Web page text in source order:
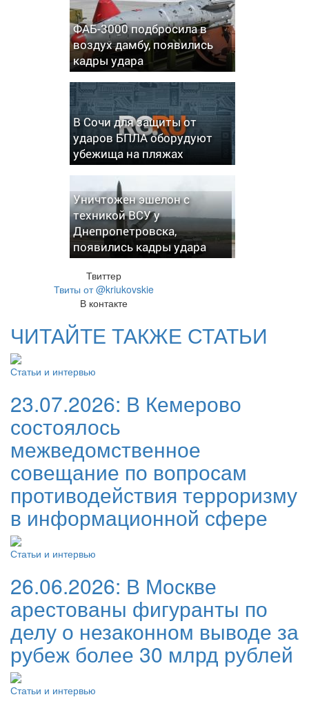
ФАБ-3000 подбросила в
воздух дамбу, появились
кадры удара
В Сочи для защиты от
ударов БПЛА оборудуют
убежища на пляжах
Уничтожен эшелон с
техникой ВСУ у
Днепропетровска,
появились кадры удара
Твиттер
Твиты от @kriukovskie
В контакте
ЧИТАЙТЕ ТАКЖЕ СТАТЬИ
Статьи и интервью
23.07.2026: В Кемерово
состоялось
межведомственное
совещание по вопросам
противодействия терроризму
в информационной сфере
Статьи и интервью
26.06.2026: В Москве
арестованы фигуранты по
делу о незаконном выводе за
рубеж более 30 млрд рублей
Статьи и интервью